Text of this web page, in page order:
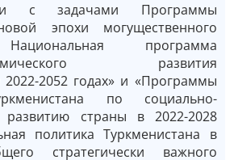
с задачами Программы
эпохи могущественного
Национальная программа
развития
2022-2052 годах» и «Программы
по социально-
развитию страны в 2022-2028
политика Туркменистана в
стратегически важного